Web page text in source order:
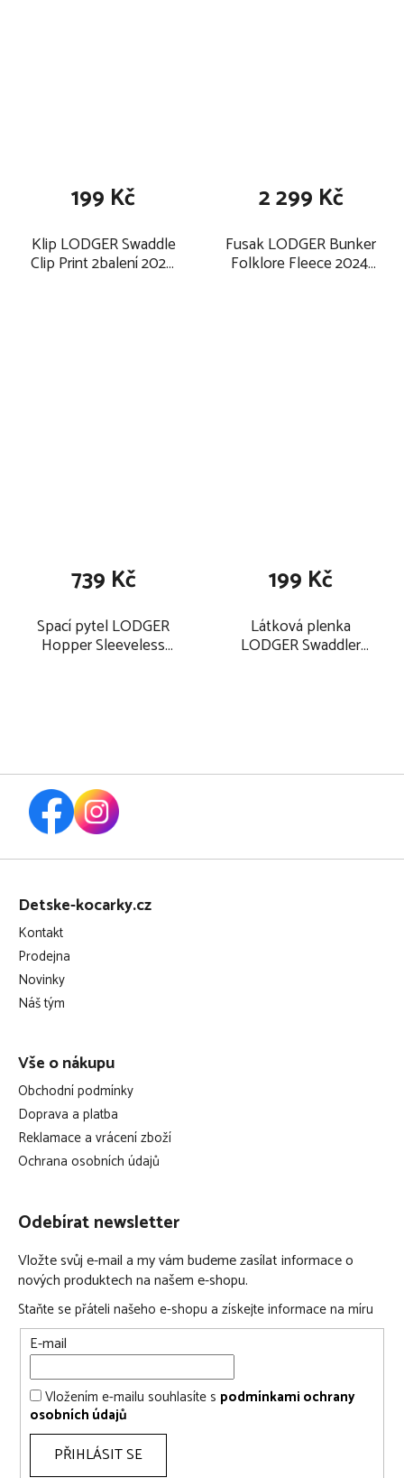
Klip LODGER Swaddle
Clip Print 2balení 2024,
199 Kč
Fusak LODGER Bunker
Folklore Fleece 2024,
2 299 Kč
Spací pytel LODGER
Hopper Sleeveless
739 Kč
Látková plenka
LODGER Swaddler
199 Kč
Z
Detske-kocarky.cz
Kontakt
Prodejna
Novinky
Náš tým
Vše o nákupu
Obchodní podmínky
Doprava a platba
Reklamace a vrácení zboží
Ochrana osobních údajů
Odebírat newsletter
Vložte svůj e-mail a my vám budeme zasílat informace o
nových produktech na našem e-shopu.
Staňte se přáteli našeho e-shopu a získejte informace na míru
E-mail
Vložením e-mailu souhlasíte s podmínkami ochrany
osobních údajů
PŘIHLÁSIT SE